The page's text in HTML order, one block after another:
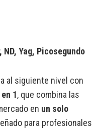
Yag, Picosegundo
al siguiente nivel con
1, que combina las
en un solo
para profesionales